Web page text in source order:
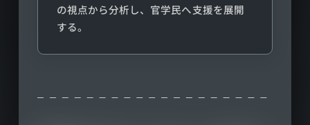
の視点から分析し、官学民へ支援を展開
する。